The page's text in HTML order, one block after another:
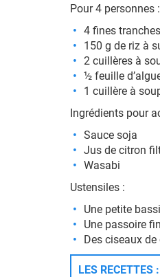
Pour 4 personnes :
4 fines
150 g de riz à
2 cuillères à
½ feuille
1 cuillère à
Ingrédients pour
Sauce soja
Jus de citron
Wasabi
Ustensiles :
Une petite
Une passoire
Des ciseaux
LES RECETTES